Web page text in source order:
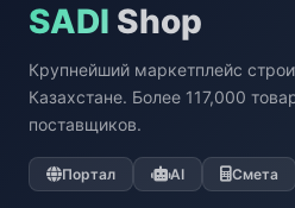
SADI Shop
Крупнейший маркетплейс
Казахстане. Более 117,000
поставщиков.
Портал AI Смета